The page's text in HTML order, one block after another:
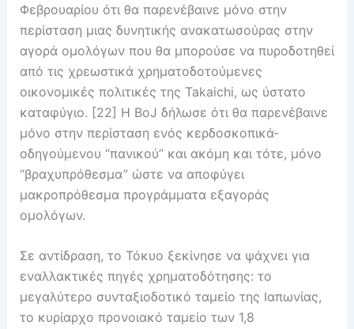
Φεβρουαρίου ότι θα παρενέβαινε μόνο στην
περίσταση μιας δυνητικής ανακατωσούρας στην
αγορά ομολόγων που θα μπορούσε να πυροδοτηθεί
από τις χρεωστικά χρηματοδοτούμενες
οικονομικές πολιτικές της Takaichi, ως ύστατο
καταφύγιο. [22] Η BoJ δήλωσε ότι θα παρενέβαινε
μόνο στην περίσταση ενός κερδοσκοπικά-
οδηγούμενου “πανικού” και ακόμη και τότε, μόνο
“βραχυπρόθεσμα” ώστε να αποφύγει
μακροπρόθεσμα προγράμματα εξαγοράς
ομολόγων.
Σε αντίδραση, το Τόκυο ξεκίνησε να ψάχνει για
εναλλακτικές πηγές χρηματοδότησης: το
μεγαλύτερο συνταξιοδοτικό ταμείο της Ιαπωνίας,
το κυρίαρχο προνοιακό ταμείο των 1,8